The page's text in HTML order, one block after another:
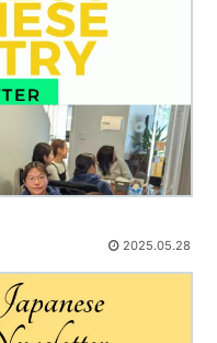
2025.05.28